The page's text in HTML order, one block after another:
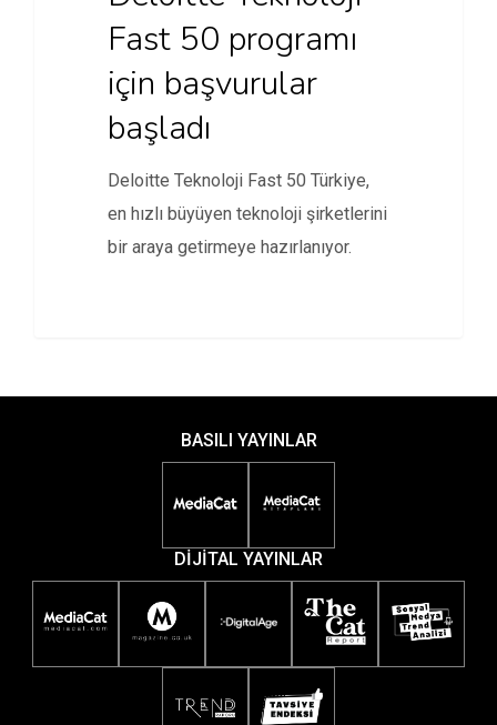
Fast 50 programı
için başvurular
başladı
Deloitte Teknoloji Fast 50 Türkiye,
en hızlı büyüyen teknoloji şirketlerini
bir araya getirmeye hazırlanıyor.
BASILI YAYINLAR
DİJİTAL YAYINLAR